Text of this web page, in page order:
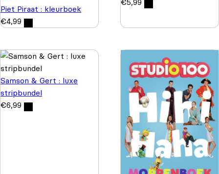
Piet Piraat : kleurboek
€4,99
€5,99
Samson & Gert : luxe
stripbundel
€6,99